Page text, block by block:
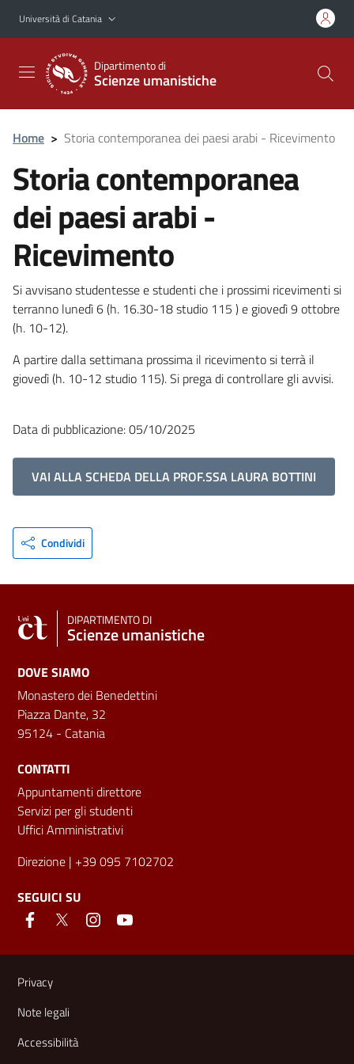
Vai al contenuto principale
Vai al menu di navigazione
Università di Catania
Dipartimento di
Scienze umanistiche
Home > Storia contemporanea dei paesi arabi - Ricevimento
Storia contemporanea
dei paesi arabi -
Ricevimento
Si avvisano studentesse e studenti che i prossimi ricevimenti si
terranno lunedì 6 (h. 16.30-18 studio 115 ) e giovedì 9 ottobre
(h. 10-12).
A partire dalla settimana prossima il ricevimento si terrà il
giovedì (h. 10-12 studio 115). Si prega di controllare gli avvisi.
Data di pubblicazione: 05/10/2025
VAI ALLA SCHEDA DELLA PROF.SSA LAURA BOTTINI
Condividi
DIPARTIMENTO DI
Scienze umanistiche
DOVE SIAMO
Monastero dei Benedettini
Piazza Dante, 32
95124 - Catania
CONTATTI
Appuntamenti direttore
Servizi per gli studenti
Uffici Amministrativi
Direzione | +39 095 7102702
SEGUICI SU
Link e informazioni utili
Privacy
Note legali
Accessibilità